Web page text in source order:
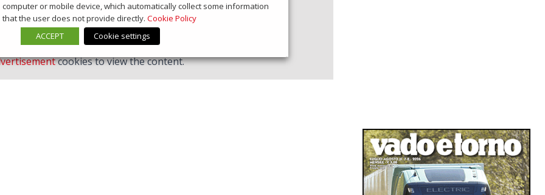
cookies to view the content.
computer or mobile device, which automatically collect some information
that the user does not provide directly. Cookie Policy
ACCEPT
Cookie settings